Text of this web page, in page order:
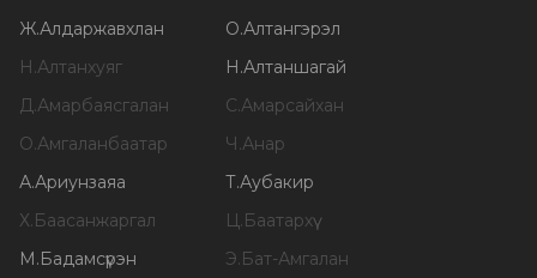
Ж.Алдаржавхлан О.Алтангэрэл
Н.Алтанхуяг Н.Алтаншагай
Д.Амарбаясгалан С.Амарсайхан
О.Амгаланбаатар Ч.Анар
А.Ариунзаяа Т.Аубакир
Х.Баасанжаргал Ц.Баатархүү
М.Бадамсүрэн Э.Бат-Амгалан